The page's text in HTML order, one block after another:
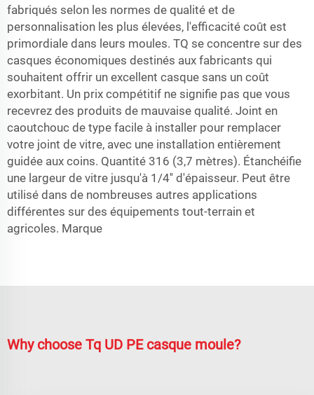
fabriqués selon les normes de qualité et de
personnalisation les plus élevées, l'efficacité coût est
primordiale dans leurs moules. TQ se concentre sur des
casques économiques destinés aux fabricants qui
souhaitent offrir un excellent casque sans un coût
exorbitant. Un prix compétitif ne signifie pas que vous
recevrez des produits de mauvaise qualité. Joint en
caoutchouc de type facile à installer pour remplacer
votre joint de vitre, avec une installation entièrement
guidée aux coins. Quantité 316 (3,7 mètres). Étanchéifie
une largeur de vitre jusqu'à 1/4'' d'épaisseur. Peut être
utilisé dans de nombreuses autres applications
différentes sur des équipements tout-terrain et
agricoles. Marque
Why choose Tq UD PE casque moule?